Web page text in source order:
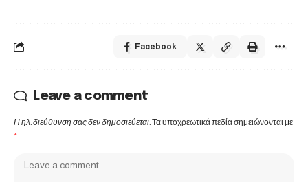
Facebook
Leave a comment
Η ηλ. διεύθυνση σας δεν δημοσιεύεται. Τα υποχρεωτικά πεδία σημειώνονται με
*